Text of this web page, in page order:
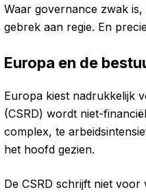
Waar governance zwak
gebrek aan regie. En
Europa en de
Europa kiest nadrukkelijk
(CSRD) wordt niet-
complex, te
het hoofd gezien.
De CSRD schrijft niet